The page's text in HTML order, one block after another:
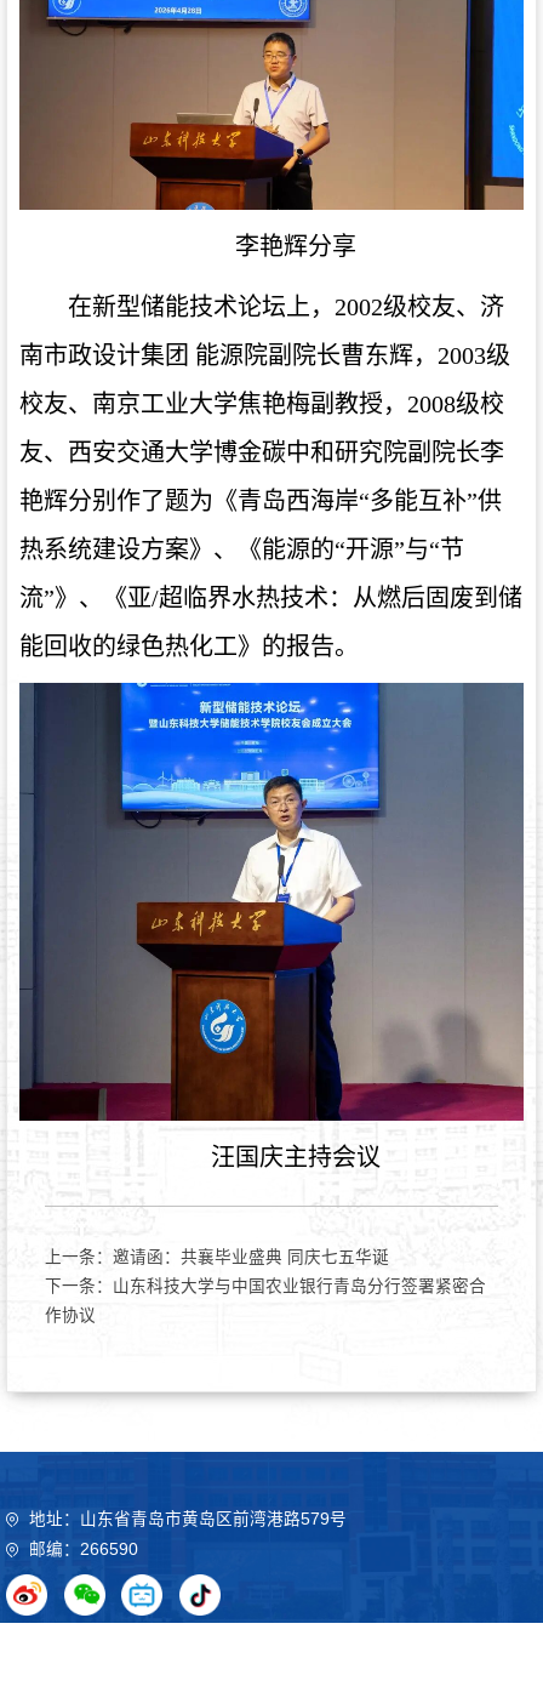
李艳辉分享
在新型储能技术论坛上，2002级校友、济
南市政设计集团 能源院副院长曹东辉，2003级
校友、南京工业大学焦艳梅副教授，2008级校
友、西安交通大学博金碳中和研究院副院长李
艳辉分别作了题为《青岛西海岸“多能互补”供
热系统建设方案》、《能源的“开源”与“节
流”》、《亚/超临界水热技术：从燃后固废到储
能回收的绿色热化工》的报告。
汪国庆主持会议
上一条： 邀请函：共襄毕业盛典 同庆七五华诞
下一条： 山东科技大学与中国农业银行青岛分行签署紧密合
作协议
地址：山东省青岛市黄岛区前湾港路579号
邮编：266590